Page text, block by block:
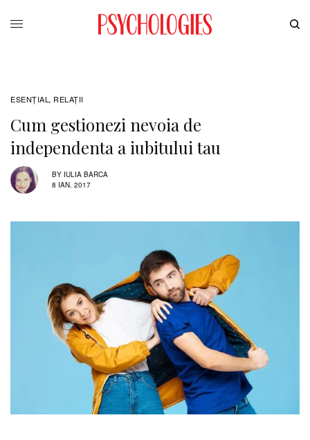
ESENȚIAL , RELAŢII
Cum gestionezi nevoia de
independenta a iubitului tau
BY IULIA BARCA
8 IAN. 2017